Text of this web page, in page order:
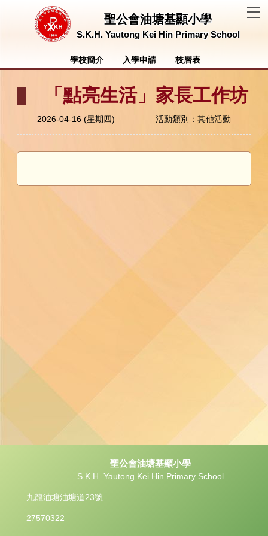
聖公會油塘基顯小學
S.K.H. Yautong Kei Hin Primary School
學校簡介 入學申請 校曆表
「點亮生活」家長工作坊
2026-04-16 (星期四) 活動類別：其他活動
聖公會油塘基顯小學
S.K.H. Yautong Kei Hin Primary School
九龍油塘油塘道23號
27570322